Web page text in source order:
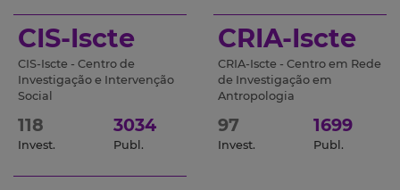
CIS-Iscte
CIS-Iscte - Centro de
Investigação e Intervenção
Social
118
Invest.
3034
Publ.
CRIA-Iscte
CRIA-Iscte - Centro em Rede
de Investigação em
Antropologia
97
Invest.
1699
Publ.